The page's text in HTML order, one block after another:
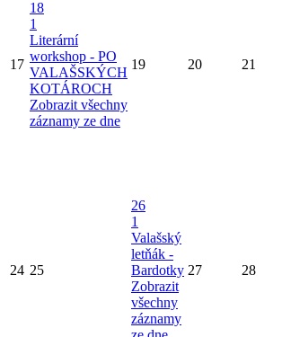
17
18
1
Literární
workshop - PO
VALAŠSKÝCH
KOTÁROCH
Zobrazit všechny
záznamy ze dne
19 20 21
24 25
26
1
Valašský
letňák -
Bardotky
Zobrazit
všechny
záznamy
27 28